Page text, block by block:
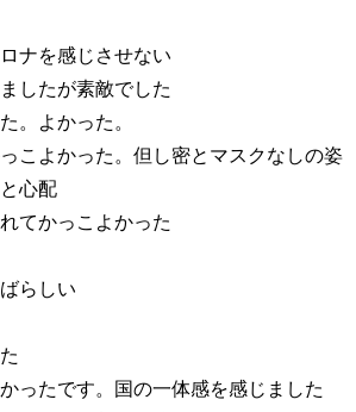
ナを感じさせない
したが素敵でした
。よかった。
こよかった。但し密とマスクなしの姿
心配
てかっこよかった
らしい
ったです。国の一体感を感じました